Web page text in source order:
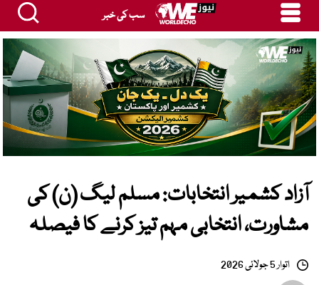
سب کی خبر
آزاد کشمیر انتخابات: مسلم لیگ (ن) کی
مشاورت، انتخابی مہم تیز کرنے کا فیصلہ
اتوار 5 جولائی 2026